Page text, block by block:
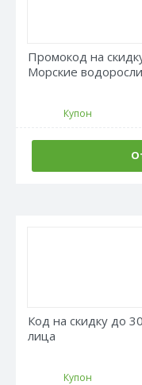
Промокод на
Морские
Купон
Код на скидку до
лица
Купон